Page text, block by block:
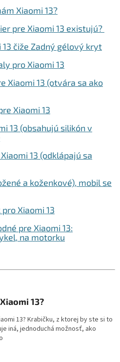
k
y
v
ý
p
s
Xiaomi 13?
pre Xiaomi 13 existujú?
13 čiže Zadný gélový kryt
pro Xiaomi 13
Xiaomi 13 (otvára sa ako
Xiaomi 13
13 (obsahujú silikón v
13 (odklápajú sa
a koženkové), mobil se
Xiaomi 13
pre Xiaomi 13:
na motorku
13?
13? Krabičku, z ktorej by ste si to
iná, jednoduchá možnosť, ako